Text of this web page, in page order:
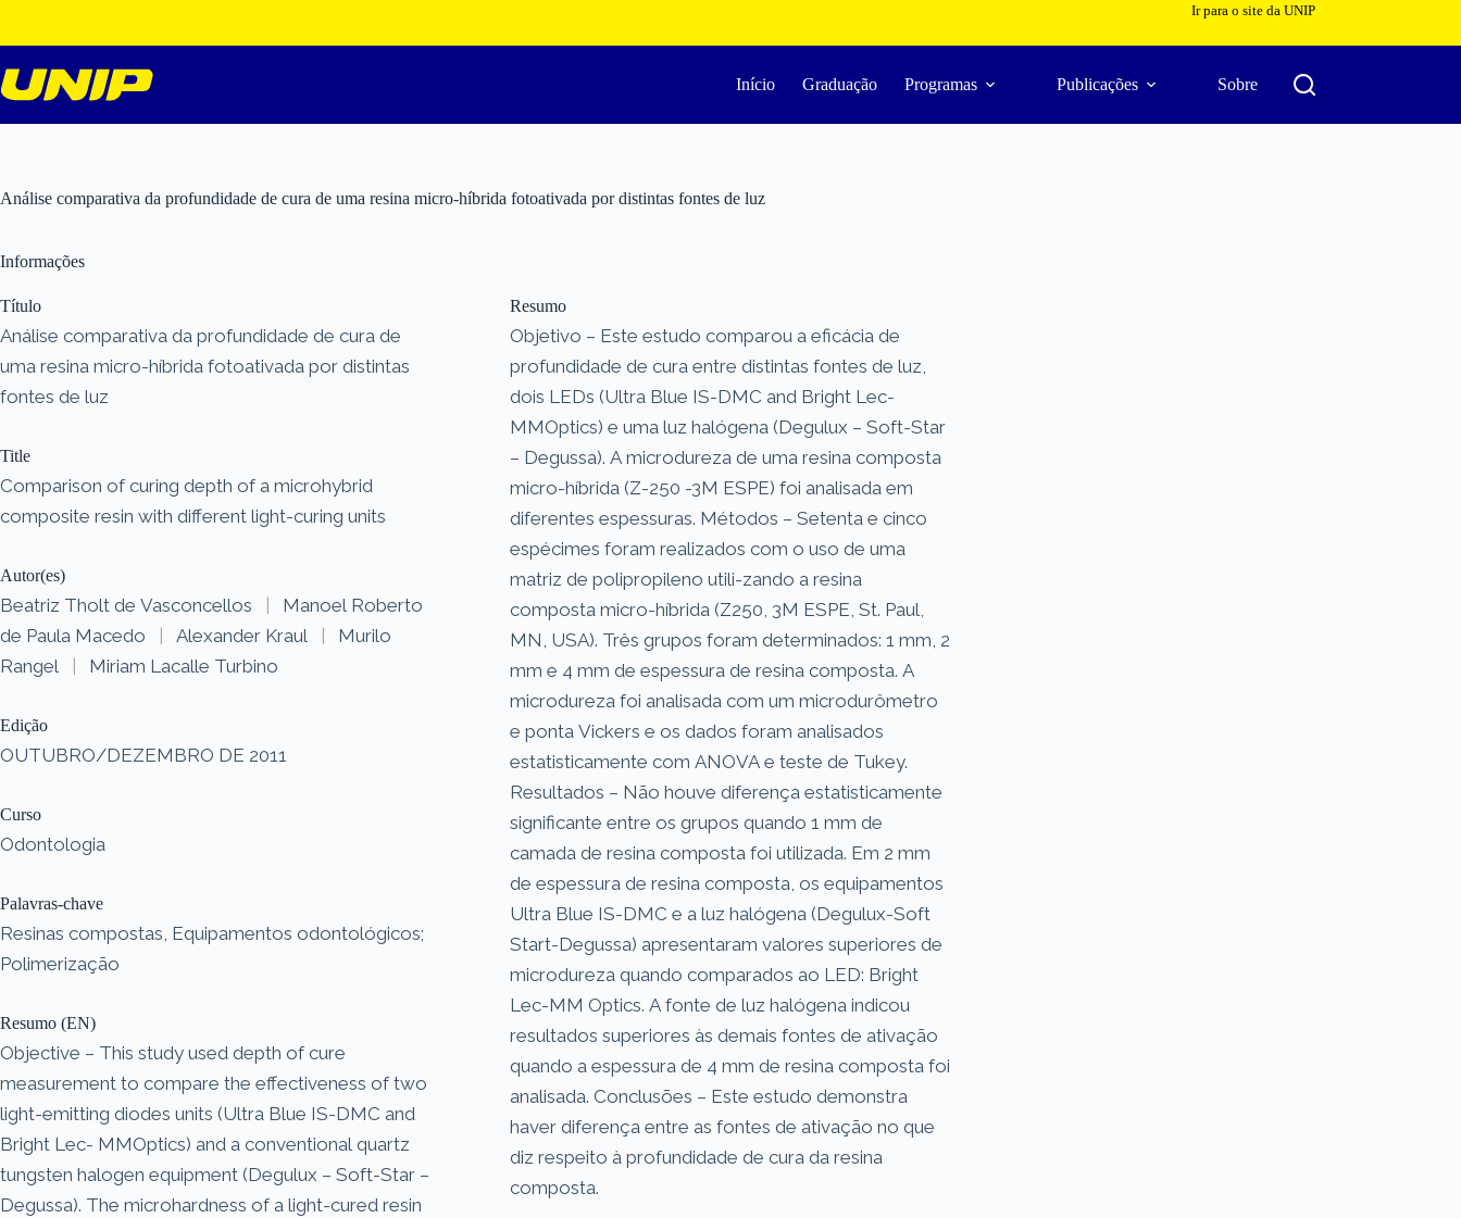
o
conteúdo
Ir para o site da UNIP
Início Graduação Programas Publicações Sobre
Análise comparativa da profundidade de cura de uma resina micro-híbrida fotoativada por distintas fontes de luz
Informações
Título
Análise comparativa da profundidade de cura de
uma resina micro-híbrida fotoativada por distintas
fontes de luz
Title
Comparison of curing depth of a microhybrid
composite resin with different light-curing units
Autor(es)
Beatriz Tholt de Vasconcellos |
Manoel Roberto
de Paula Macedo
| Alexander Kraul |
Murilo
Rangel
| Miriam Lacalle Turbino
Edição
OUTUBRO/DEZEMBRO DE 2011
Curso
Odontologia
Palavras-chave
Resinas compostas, Equipamentos odontológicos;
Polimerização
Resumo (EN)
Objective – This study used depth of cure
measurement to compare the effectiveness of two
light-emitting diodes units (Ultra Blue IS-DMC and
Bright Lec- MMOptics) and a conventional quartz
tungsten halogen equipment (Degulux – Soft-Star –
Degussa). The microhardness of a light-cured resin
Resumo
Objetivo – Este estudo comparou a eficácia de
profundidade de cura entre distintas fontes de luz,
dois LEDs (Ultra Blue IS-DMC and Bright Lec-
MMOptics) e uma luz halógena (Degulux – Soft-Star
– Degussa). A microdureza de uma resina composta
micro-híbrida (Z-250 -3M ESPE) foi analisada em
diferentes espessuras. Métodos – Setenta e cinco
espécimes foram realizados com o uso de uma
matriz de polipropileno utili-zando a resina
composta micro-híbrida (Z250, 3M ESPE, St. Paul,
MN, USA). Três grupos foram determinados: 1 mm, 2
mm e 4 mm de espessura de resina composta. A
microdureza foi analisada com um microdurômetro
e ponta Vickers e os dados foram analisados
estatisticamente com ANOVA e teste de Tukey.
Resultados – Não houve diferença estatisticamente
significante entre os grupos quando 1 mm de
camada de resina composta foi utilizada. Em 2 mm
de espessura de resina composta, os equipamentos
Ultra Blue IS-DMC e a luz halógena (Degulux-Soft
Start-Degussa) apresentaram valores superiores de
microdureza quando comparados ao LED: Bright
Lec-MM Optics. A fonte de luz halógena indicou
resultados superiores às demais fontes de ativação
quando a espessura de 4 mm de resina composta foi
analisada. Conclusões – Este estudo demonstra
haver diferença entre as fontes de ativação no que
diz respeito à profundidade de cura da resina
composta.